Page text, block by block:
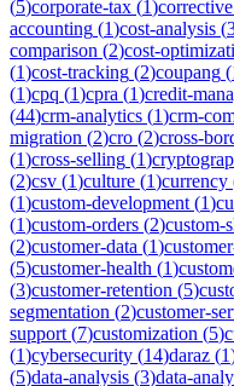
(5)corporate-tax (1)corrective
accounting (1)cost-analysis (
comparison (2)cost-
(1)cost-tracking (2)coupang (
(1)cpq (1)cpra (1)credit-
(44)crm-analytics (1)crm-
migration (2)cro (2)cross-
(1)cross-selling (1)
(2)csv (1)culture (1)currency
(1)custom-development (1)
(1)custom-orders (2)custom-
(2)customer-data (1)
(5)customer-health (1)
(3)customer-retention (5)
segmentation (2)customer-
support (7)customization (5)
(1)cybersecurity (14)daraz (1
(5)data-analysis (3)data-